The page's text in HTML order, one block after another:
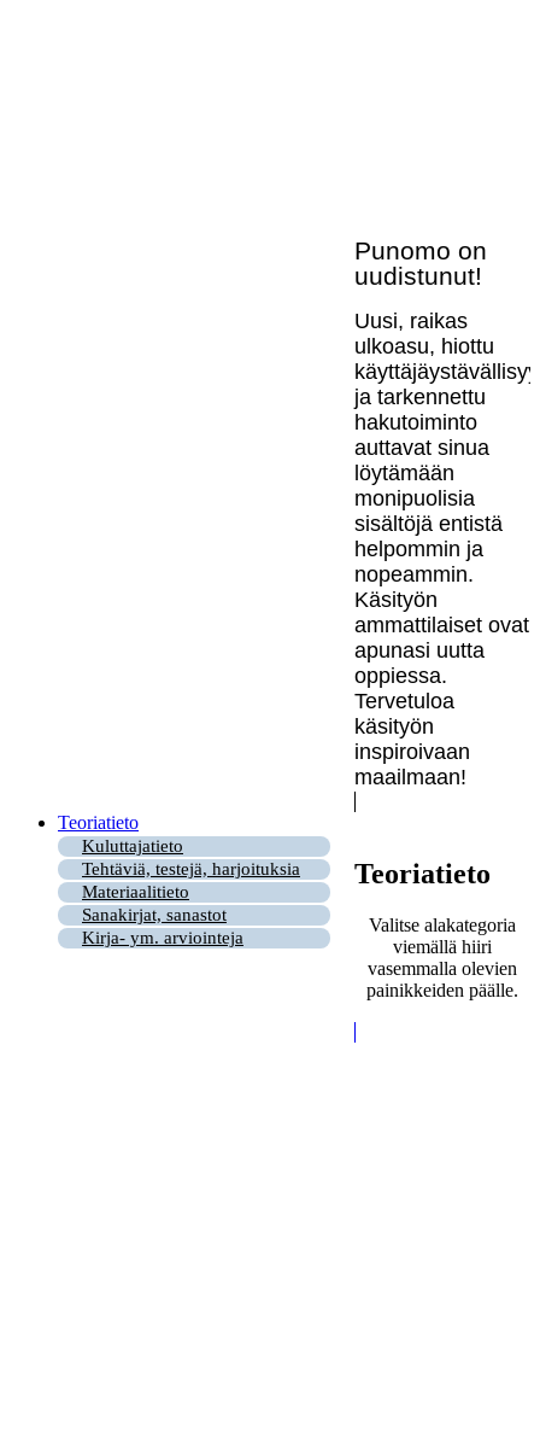
Punomo on
uudistunut!
Uusi, raikas
ulkoasu, hiottu
ja tarkennettu
hakutoiminto
auttavat sinua
löytämään
monipuolisia
sisältöjä entistä
helpommin ja
nopeammin.
Käsityön
ammattilaiset ovat
apunasi uutta
oppiessa.
Tervetuloa
käsityön
inspiroivaan
maailmaan!
Teoriatieto
Kuluttajatieto
Tehtäviä, testejä, harjoituksia
Materiaalitieto
Sanakirjat, sanastot
Kirja- ym. arviointeja
Teoriatieto
Valitse alakategoria
viemällä hiiri
vasemmalla olevien
painikkeiden päälle.